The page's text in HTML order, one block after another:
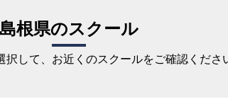
島根県のスクール
択して、お近くのスクールをご確認くださ